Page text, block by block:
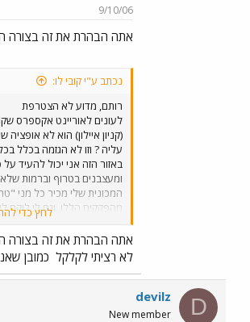
9/10/06
אתה הבהרת את זה בצורה
נכתב ע"י קובי לו:
רותם, מדוע לא הצטרפת
(קניון איילון) הוא לא אופציה
עליה ? וזו לא הגזמה בכלל
באזור הזה אני יכול להעיד על
ומעצבנים בטרוף וברמות שלא
המכונית שלי מכיר כל מני
את העיר בני ברק. וזה עם
דרכים עוקפות. אוטובוס לא
שמאלה אפילו מטר אחד
הקו הזה עשרות נוסעים, חלקם
חלקם עם מזוודות שנכנסות
והסבתא. עד שכל הנוסעים
לחץ כדי
אתה הבהרת את זה בצורה
לא רציתי לקלקל כמובן
D
devilz
New member